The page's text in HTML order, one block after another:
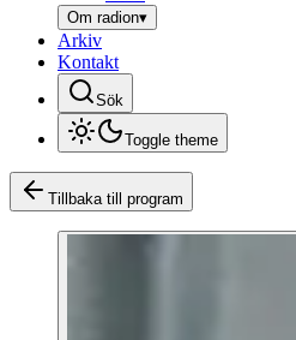
Om radion▾
Arkiv
Kontakt
Sök
Toggle theme
Tillbaka till program